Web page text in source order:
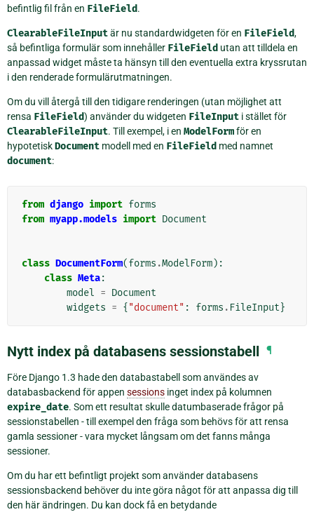
befintlig fil från en FileField.
ClearableFileInputär nu standardwidgeten för en FileField,
så befintliga formulär som innehåller FileField utan att tilldela en
anpassad widget måste ta hänsyn till den eventuella extra kryssrutan
i den renderade formulärutmatningen.
Om du vill återgå till den tidigare renderingen (utan möjlighet att
rensa FileField) använder du widgeten FileInput i stället för
ClearableFileInput. Till exempel, i en ModelFormför en
hypotetiskDocument modell med en FileField med namnet
document:
from django import forms
from myapp.models import Document
class DocumentForm(forms .ModelForm):
class Meta:
model = Document
widgets = { "document" : forms . FileInput}
Nytt index på databasens sessionstabell ¶
Före Django 1.3 hade den databastabell som användes av
databasbackend för appen sessions inget index på kolumnen
expire_date. Som ett resultat skulle datumbaserade frågor på
sessionstabellen - till exempel den fråga som behövs för att rensa
gamla sessioner - vara mycket långsam om det fanns många
sessioner.
Om du har ett befintligt projekt som använder databasens
sessionsbackend behöver du inte göra något för att anpassa dig till
den här ändringen. Du kan dock få en betydande